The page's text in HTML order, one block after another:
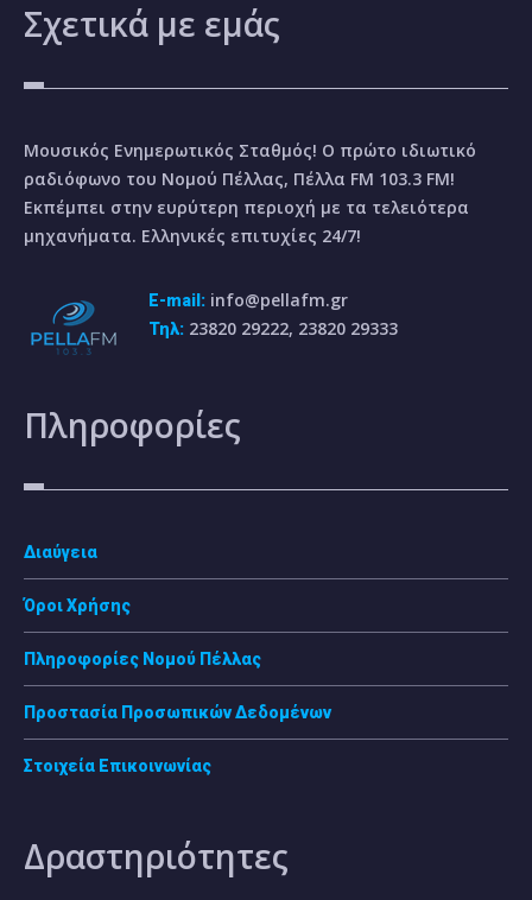
Σχετικά με εμάς
Μουσικός Ενημερωτικός Σταθμός! Ο πρώτο ιδιωτικό
ραδιόφωνο του Νομού Πέλλας, Πέλλα FM 103.3 FM!
Εκπέμπει στην ευρύτερη περιοχή με τα τελειότερα
μηχανήματα. Ελληνικές επιτυχίες 24/7!
E-mail: info@pellafm.gr
Τηλ: 23820 29222, 23820 29333
Πληροφορίες
Διαύγεια
Όροι Χρήσης
Πληροφορίες Νομού Πέλλας
Προστασία Προσωπικών Δεδομένων
Στοιχεία Επικοινωνίας
Δραστηριότητες